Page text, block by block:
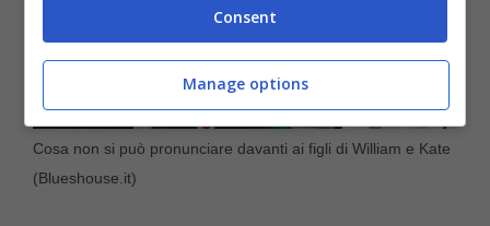
Cosa non si può pronunciare davanti ai figli di William e Kate
(Blueshouse.it)
Consent
Manage options